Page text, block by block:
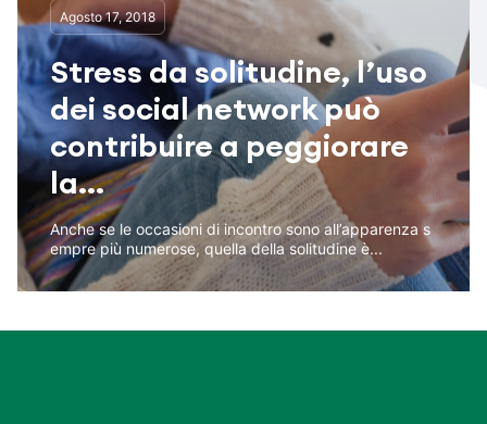
Agosto 17, 2018
Stress da solitudine, l’uso
dei social network può
contribuire a peggiorare
la...
Anche se le occasioni di incontro sono all’apparenza s
empre più numerose, quella della solitudine è...